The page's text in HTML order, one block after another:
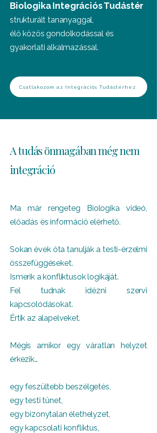
Biologika Integrációs Tudástér
strukturált tananyaggal,
élő közös gondolkodással és
gyakorlati alkalmazással.
Csatlakozom az Integrációs Tudástérhez
A tudás önmagában még nem
integráció
Ma már rengeteg Biologika videó,
előadás és információ elérhető.
Sokan évek óta tanulják a testi-érzelmi
összefüggéseket.
Ismerik a konfliktusok logikáját.
Fel tudnak idézni szervi
kapcsolódásokat.
Értik az alapelveket.
Mégis amikor egy váratlan helyzet
érkezik…
egy feszültebb beszélgetés,
egy testi tünet,
egy bizonytalan élethelyzet,
egy kapcsolati konfliktus,